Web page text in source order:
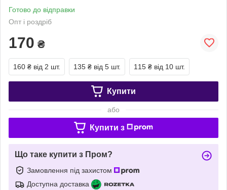
Готово до відправки
Опт і роздріб
170 ₴
160 ₴ від 2 шт. 135 ₴ від 5 шт. 115 ₴ від 10 шт.
Купити
або
Купити з
Що таке купити з Пром?
Замовлення під захистом
Доступна доставка